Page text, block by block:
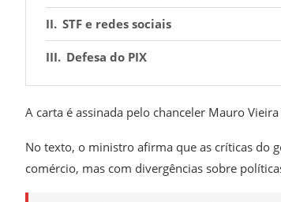
STF e redes sociais
Defesa do PIX
A carta é assinada pelo chanceler Mauro
No texto, o ministro afirma que as críticas do
comércio, mas com divergências sobre